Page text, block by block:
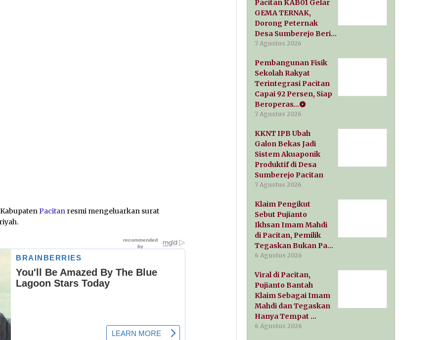
Pacitan resmi mengeluarkan surat
Pacitan KAB01 Gelar
GEMA TERNAK,
Dorong Peternak
Desa Sumberejo Beri…
7 Agustus 2026
Pembangunan Fisik
Sekolah Rakyat
Terintegrasi Pacitan
Capai 92 Persen, Siap
Beroperas…
7 Agustus 2026
KKNT IPB Ubah
Galon Bekas Jadi
Sistem Akuaponik
Produktif di Desa
Sumberejo Pacitan
7 Agustus 2026
Klaim Pengikut
Sebut Pujianto
Ikhsan Imam Mahdi
di Pacitan, Pemilik
Tegaskan Bukan Pa…
6 Agustus 2026
Viral di Pacitan,
Pujianto Bantah
Klaim Sebagai Imam
Mahdi dan Tegaskan
Hanya Tempat …
6 Agustus 2026